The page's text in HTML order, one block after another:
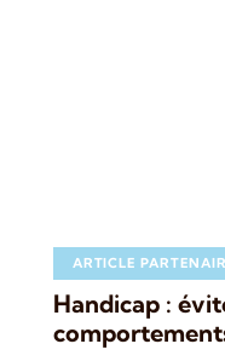
ARTICLE
Handicap :